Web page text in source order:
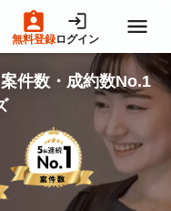
無料登録ログイン
件数・成約数No.1